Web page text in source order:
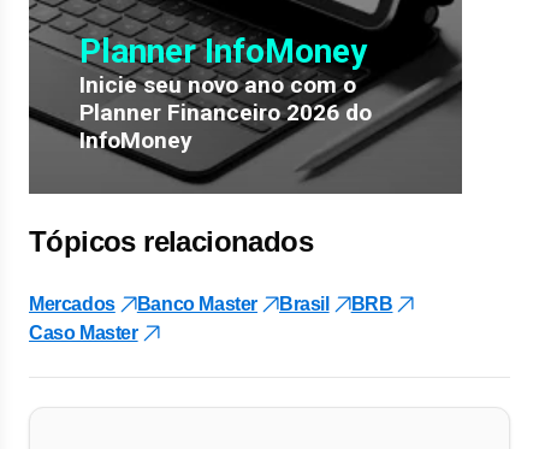
Tópicos relacionados
Mercados Banco Master Brasil
BRB
Caso Master